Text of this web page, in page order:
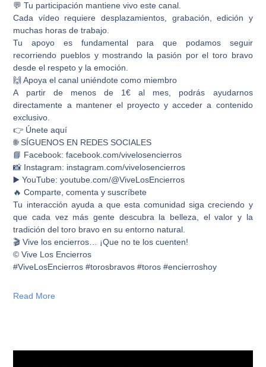
💬 Tu participación mantiene vivo este canal.
Cada vídeo requiere desplazamientos, grabación, edición y
muchas horas de trabajo.
Tu apoyo es fundamental para que podamos seguir
recorriendo pueblos y mostrando la pasión por el toro bravo
desde el respeto y la emoción.
🙌 Apoya el canal uniéndote como miembro
A partir de menos de 1€ al mes, podrás ayudarnos
directamente a mantener el proyecto y acceder a contenido
exclusivo.
👉 Únete aquí
🌐 SÍGUENOS EN REDES SOCIALES
📘 Facebook: facebook.com/vivelosencierros
📸 Instagram: instagram.com/vivelosencierros
▶️ YouTube: youtube.com/@ViveLosEncierros
🔥 Comparte, comenta y suscríbete
Tu interacción ayuda a que esta comunidad siga creciendo y
que cada vez más gente descubra la belleza, el valor y la
tradición del toro bravo en su entorno natural.
🎬 Vive los encierros… ¡Que no te los cuenten!
© Vive Los Encierros
#ViveLosEncierros #torosbravos #toros #encierroshoy
Read More